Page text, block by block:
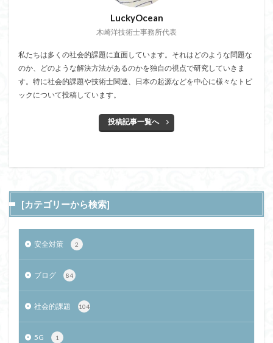
LuckyOcean
木崎洋技術士事務所代表
私たちは多くの社会的課題に直面しています。それはどのような問題な
のか、どのような解決方法があるのかを独自の視点で研究していきま
す。特に社会的課題や技術士関連、日本の起源などを中心に様々なトピ
ックについて投稿しています。
投稿記事一覧へ
[カテゴリーから検索]
安全対策 2
ブログ 84
社会的課題 104
5G 1